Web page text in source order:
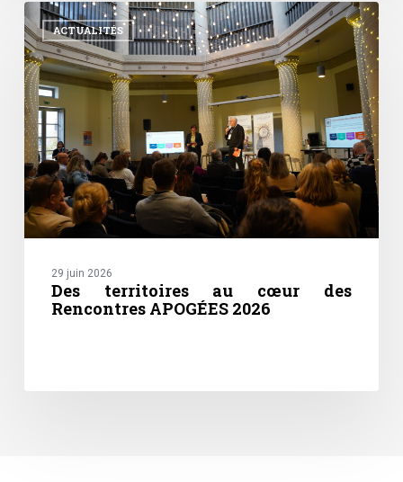
ACTUALITÉS
Des
territoires
au
cœur
des
Rencontres
APOGÉES
2026
29 juin 2026
Des territoires au cœur des
Rencontres APOGÉES 2026